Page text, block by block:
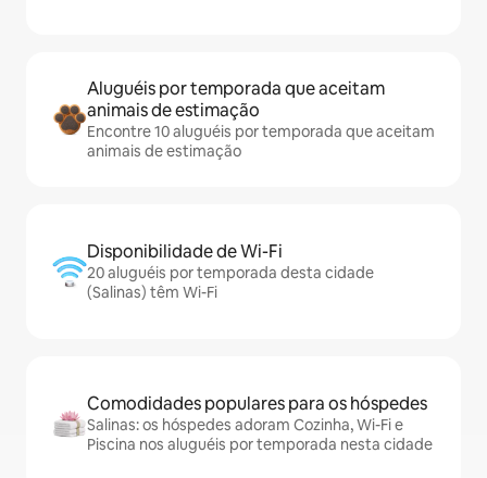
Aluguéis por temporada que aceitam
animais de estimação
Encontre 10 aluguéis por temporada que aceitam
animais de estimação
Disponibilidade de Wi-Fi
20 aluguéis por temporada desta cidade
(Salinas) têm Wi-Fi
Comodidades populares para os hóspedes
Salinas: os hóspedes adoram Cozinha, Wi-Fi e
Piscina nos aluguéis por temporada nesta cidade